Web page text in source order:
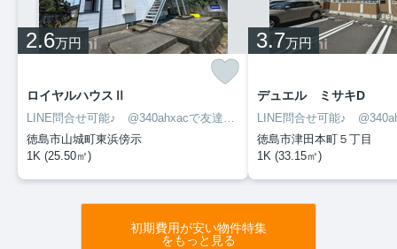
2.6万円
ロイヤルハウスⅡ
LINE問合せ可能♪ @340ahxacで友達検索して下さい
徳島市山城町東浜傍示
1K (25.50㎡)
3.7万円
デュエル ミサキD
徳島市津田本町５丁目
1K (33.15㎡)
初期費用が安い物件特集
をもっと見る